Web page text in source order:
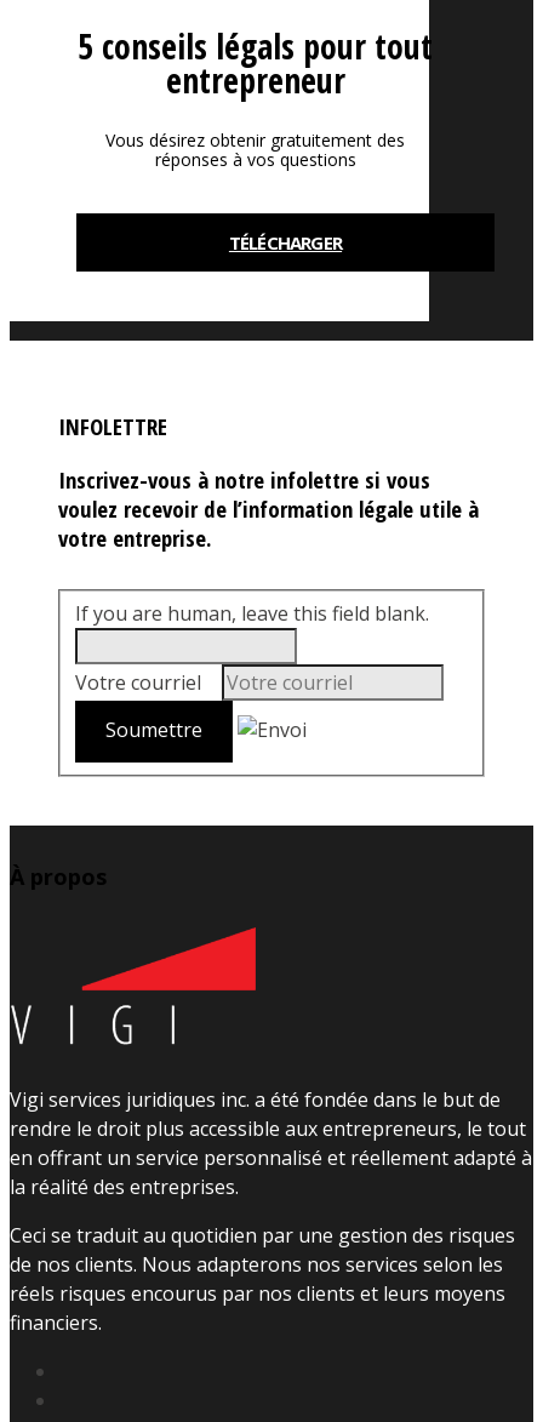
5 conseils légals pour tout
entrepreneur
Vous désirez obtenir gratuitement des
réponses à vos questions
TÉLÉCHARGER
INFOLETTRE
Inscrivez-vous à notre infolettre si vous
voulez recevoir de l’information légale utile à
votre entreprise.
If you are human, leave this field blank.
Votre courriel
À propos
Vigi services juridiques inc. a été fondée dans le but de
rendre le droit plus accessible aux entrepreneurs, le tout
en offrant un service personnalisé et réellement adapté à
la réalité des entreprises.
Ceci se traduit au quotidien par une gestion des risques
de nos clients. Nous adapterons nos services selon les
réels risques encourus par nos clients et leurs moyens
financiers.